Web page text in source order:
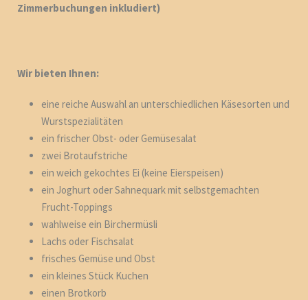
Zimmerbuchungen inkludiert)
Wir bieten Ihnen:
eine reiche Auswahl an unterschiedlichen Käsesorten und
Wurstspezialitäten
ein frischer Obst- oder Gemüsesalat
zwei Brotaufstriche
ein weich gekochtes Ei (keine Eierspeisen)
ein Joghurt oder Sahnequark mit selbstgemachten
Frucht-Toppings
wahlweise ein Birchermüsli
Lachs oder Fischsalat
frisches Gemüse und Obst
ein kleines Stück Kuchen
einen Brotkorb